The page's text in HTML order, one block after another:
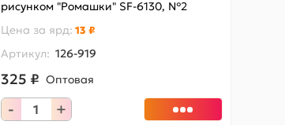
рисунком "Ромашки" SF-6130, №2
Цена за ярд: 13 ₽
Артикул: 126-919
325 ₽ Оптовая
- +